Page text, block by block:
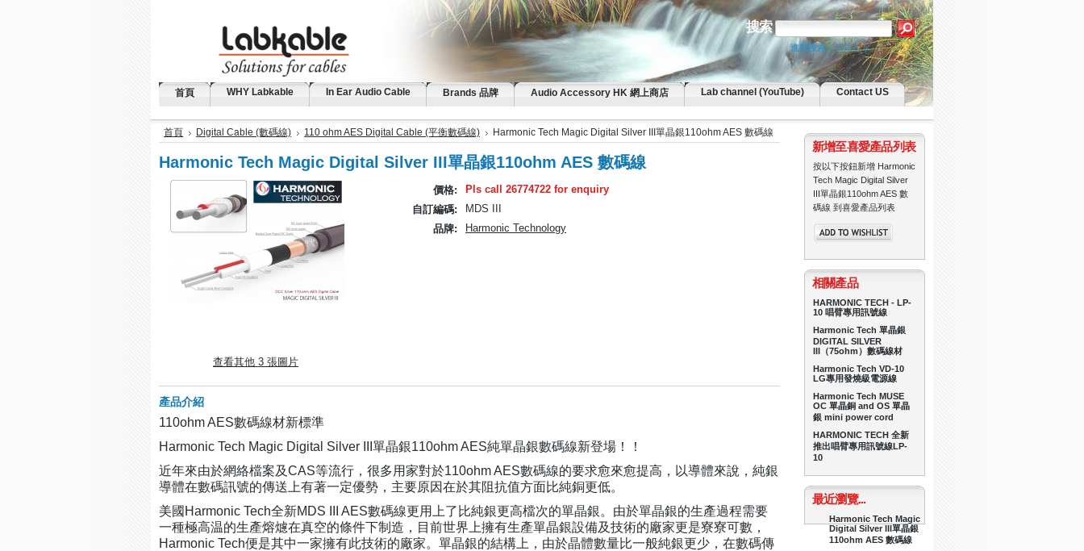
搜索
進階搜索|搜索提示
首頁 WHY Labkable In Ear Audio Cable Brands 品牌 Audio Accessory HK 網上商店 Lab channel (YouTube) Contact US
首頁 Digital Cable (數碼線) 110 ohm AES Digital Cable (平衡數碼線) Harmonic Tech Magic Digital Silver III單晶銀110ohm AES 數碼線
Harmonic Tech Magic Digital Silver III單晶銀110ohm AES 數碼線
查看其他 3 張圖片
價格:
Pls call 26774722 for enquiry
自訂編碼:
MDS III
品牌:
Harmonic Technology
產品介紹
110ohm AES數碼線材新標準
Harmonic Tech Magic Digital Silver III單晶銀110ohm AES純單晶銀數碼線新登場！！
近年來由於網絡檔案及CAS等流行，很多用家對於110ohm AES數碼線的要求愈來愈提高，以導體來說，純銀
導體在數碼訊號的傳送上有著一定優勢，主要原因在於其阻抗值方面比純銅更低。
美國Harmonic Tech全新MDS III AES數碼線更用上了比純銀更高檔次的單晶銀。由於單晶銀的生產過程需要
一種極高温的生產熔爈在真空的條件下制造，目前世界上擁有生產單晶銀設備及技術的廠家更是寮寮可數，
Harmonic Tech便是其中一家擁有此技術的廠家。單晶銀的結構上，由於晶體數量比一般純銀更少，在數碼傳
新增至喜愛產品列表
按以下按鈕新增 Harmonic
Tech Magic Digital Silver
III單晶銀110ohm AES 數
碼線 到喜愛產品列表
相關產品
HARMONIC TECH - LP-
10 唱臂專用訊號線
Harmonic Tech 單晶銀
DIGITAL SILVER
III（75ohm）數碼線材
Harmonic Tech VD-10
LG專用發燒級電源線
Harmonic Tech MUSE
OC 單晶銅 and OS 單晶
銀 mini power cord
HARMONIC TECH 全新
推出唱臂專用訊號線LP-
10
最近瀏覽...
Harmonic Tech Magic
Digital Silver III單晶銀
110ohm AES 數碼線